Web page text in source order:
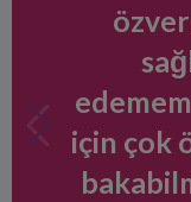
için çok